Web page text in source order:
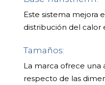
Este sistema mejora
distribución del calor
Tamaños:
La marca ofrece una
respecto de las